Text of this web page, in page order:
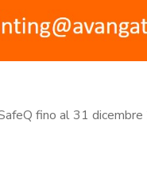
fino al 31